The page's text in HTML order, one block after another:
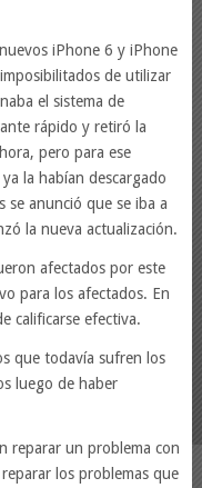
iPhone 6 y iPhone
de utilizar
el sistema de
rápido y retiró la
pero para ese
la habían descargado
se anunció que se iba a
la nueva actualización.
afectados por este
para los afectados. En
calificarse efectiva.
que todavía sufren los
luego de haber
reparar un problema con
los problemas que